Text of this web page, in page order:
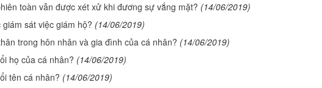
toàn vẫn được xét xử khi đương sự vắng mặt? (14/06/2019)
sát việc giám hộ? (14/06/2019)
trong hôn nhân và gia đình của cá nhân? (14/06/2019)
họ của cá nhân? (14/06/2019)
tên cá nhân? (14/06/2019)